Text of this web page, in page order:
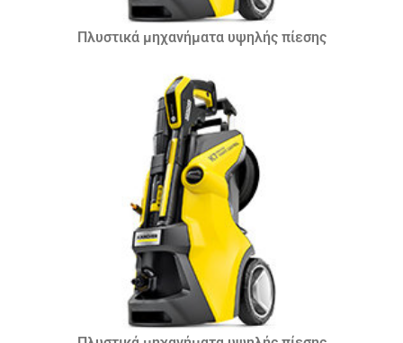
Πλυστικά μηχανήματα υψηλής πίεσης